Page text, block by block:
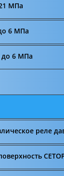
МПа
6 МПа
до 6 МПа
реле